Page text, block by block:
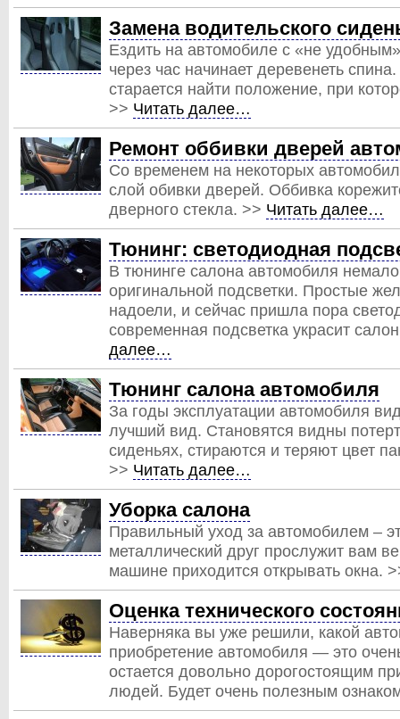
Замена водительского
Ездить на автомобиле с «не
через час начинает деревенеть
старается найти положение, при
>> Читать далее…
Ремонт оббивки дверей
Со временем на некоторых
слой обивки дверей. Оббивка
дверного стекла. >> Читать далее…
Тюнинг: светодиодная
В тюнинге салона автомобиля
оригинальной подсветки. Простые
надоели, и сейчас пришла пора
современная подсветка украсит
далее…
Тюнинг салона автомобиля
За годы эксплуатации автомобиля
лучший вид. Становятся видны
сиденьях, стираются и теряют цвет
>> Читать далее…
Уборка салона
Правильный уход за автомобилем –
металлический друг прослужит вам
машине приходится открывать окна.
Оценка технического
Наверняка вы уже решили, какой
приобретение автомобиля — это
остается довольно дорогостоящим
людей. Будет очень полезным